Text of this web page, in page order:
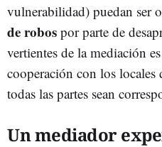
vulnerabilidad) puedan ser
de robos por parte de
vertientes de la mediación
cooperación con los
todas las partes sean
Un mediador